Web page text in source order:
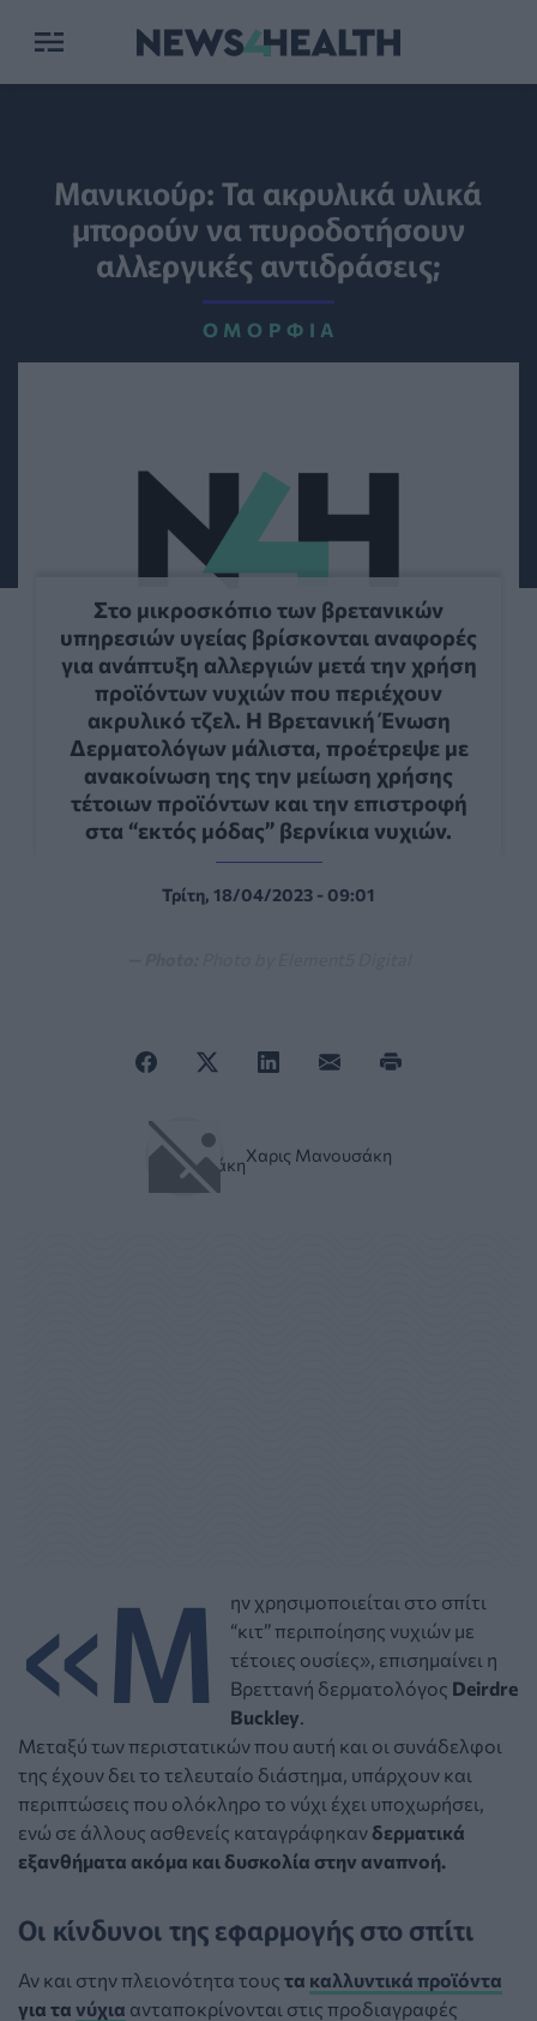
Μανικιούρ: Τα ακρυλικά υλικά
μπορούν να πυροδοτήσουν
αλλεργικές αντιδράσεις;
ΟΜΟΡΦΙΆ
Στο μικροσκόπιο των βρετανικών
υπηρεσιών υγείας βρίσκονται αναφορές
για ανάπτυξη αλλεργιών μετά την χρήση
προϊόντων νυχιών που περιέχουν
ακρυλικό τζελ. Η Βρετανική Ένωση
Δερματολόγων μάλιστα, προέτρεψε με
ανακοίνωση της την μείωση χρήσης
τέτοιων προϊόντων και την επιστροφή
στα “εκτός μόδας” βερνίκια νυχιών.
Τρίτη, 18/04/2023 - 09:01
Χαρις Μανουσάκη
«Μ
ην χρησιμοποιείται στο σπίτι
“κιτ” περιποίησης νυχιών με
τέτοιες ουσίες», επισημαίνει η
Βρεττανή δερματολόγος Deirdre
Buckley
Μεταξύ των περιστατικών που αυτή και οι συνάδελφοι
της έχουν δει το τελευταίο διάστημα, υπάρχουν και
περιπτώσεις που ολόκληρο το νύχι έχει υποχωρήσει,
ενώ σε άλλους ασθενείς καταγράφηκανδερματικά
εξανθήματα ακόμα και δυσκολία στην αναπνοή.
Οι κίνδυνοι της εφαρμογής στο σπίτι
Αν και στην πλειονότητα τους τα καλλυντικά προϊόντα
για τα νύχια ανταποκρίνονται στις προδιαγραφές